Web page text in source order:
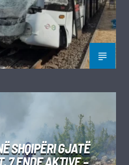
SHQIPËRI GJATË
7 ENDE AKTIVE –